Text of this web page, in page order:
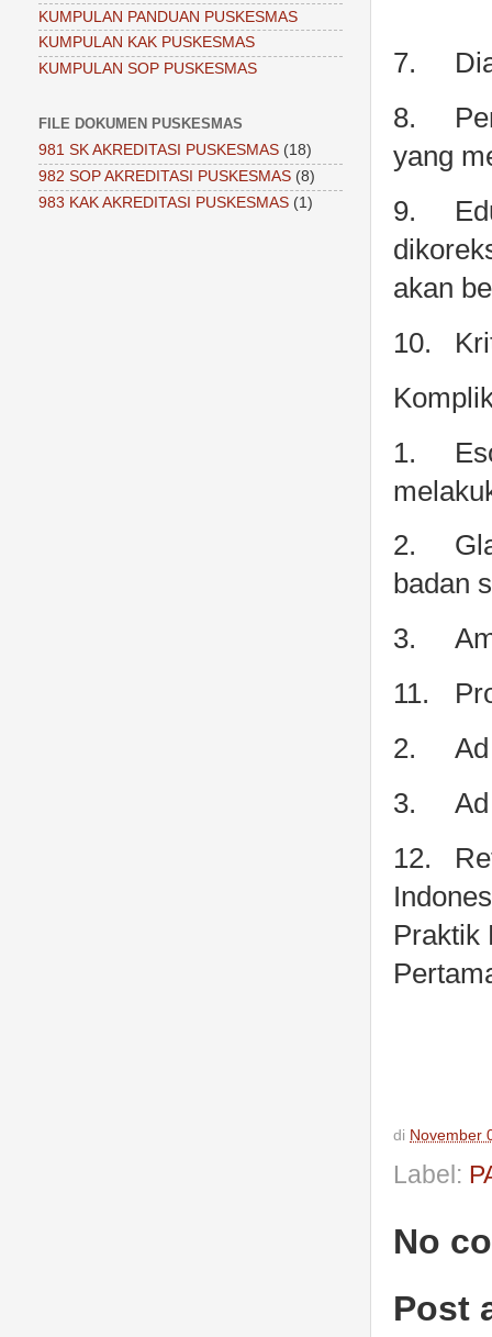
7.
8.
yang
9.
akan
10.
1.
2.
badan
3.
11.
2.
3.
12.
Praktik
di November
Label:
No
Post
KUMPULAN PANDUAN PUSKESMAS
KUMPULAN KAK PUSKESMAS
KUMPULAN SOP PUSKESMAS
FILE DOKUMEN PUSKESMAS
981 SK AKREDITASI PUSKESMAS (18)
982 SOP AKREDITASI PUSKESMAS (8)
983 KAK AKREDITASI PUSKESMAS (1)